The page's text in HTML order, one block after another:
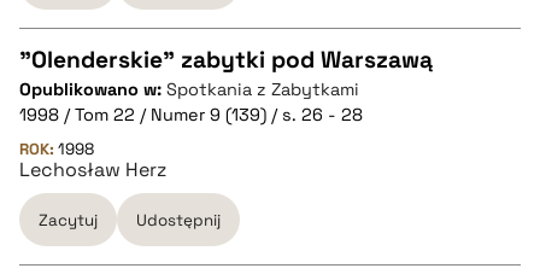
BIBTEX
pobierz cytat
CZYSTY TEKST
pobierz cytat
BIBTEX
"Olenderskie" zabytki pod Warszawą
Opublikowano w: Spotkania z Zabytkami
1998 / Tom 22 / Numer 9 (139) / s. 26 - 28
ROK: 1998
Lechosław Herz
Zacytuj Udostępnij